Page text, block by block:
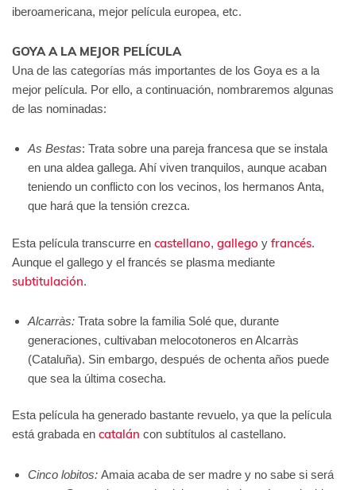
iberoamericana, mejor película europea, etc.
GOYA A LA MEJOR PELÍCULA
Una de las categorías más importantes de los Goya es a la
mejor película. Por ello, a continuación, nombraremos algunas
de las nominadas:
As Bestas: Trata sobre una pareja francesa que se instala
en una aldea gallega. Ahí viven tranquilos, aunque acaban
teniendo un conflicto con los vecinos, los hermanos Anta,
que hará que la tensión crezca.
Esta película transcurre en castellano, gallego y francés.
Aunque el gallego y el francés se plasma mediante
subtitulación.
Alcarràs: Trata sobre la familia Solé que, durante
generaciones, cultivaban melocotoneros en Alcarràs
(Cataluña). Sin embargo, después de ochenta años puede
que sea la última cosecha.
Esta película ha generado bastante revuelo, ya que la película
está grabada en catalán con subtítulos al castellano.
Cinco lobitos: Amaia acaba de ser madre y no sabe si será